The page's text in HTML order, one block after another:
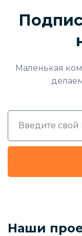
Маленькая
Наши